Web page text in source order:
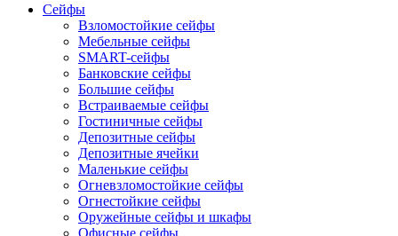
Сейфы
Взломостойкие сейфы
Мебельные сейфы
SMART-сейфы
Банковские сейфы
Большие сейфы
Встраиваемые сейфы
Гостиничные сейфы
Депозитные сейфы
Депозитные ячейки
Маленькие сейфы
Огневзломостойкие сейфы
Огнестойкие сейфы
Оружейные сейфы и шкафы
Офисные сейфы